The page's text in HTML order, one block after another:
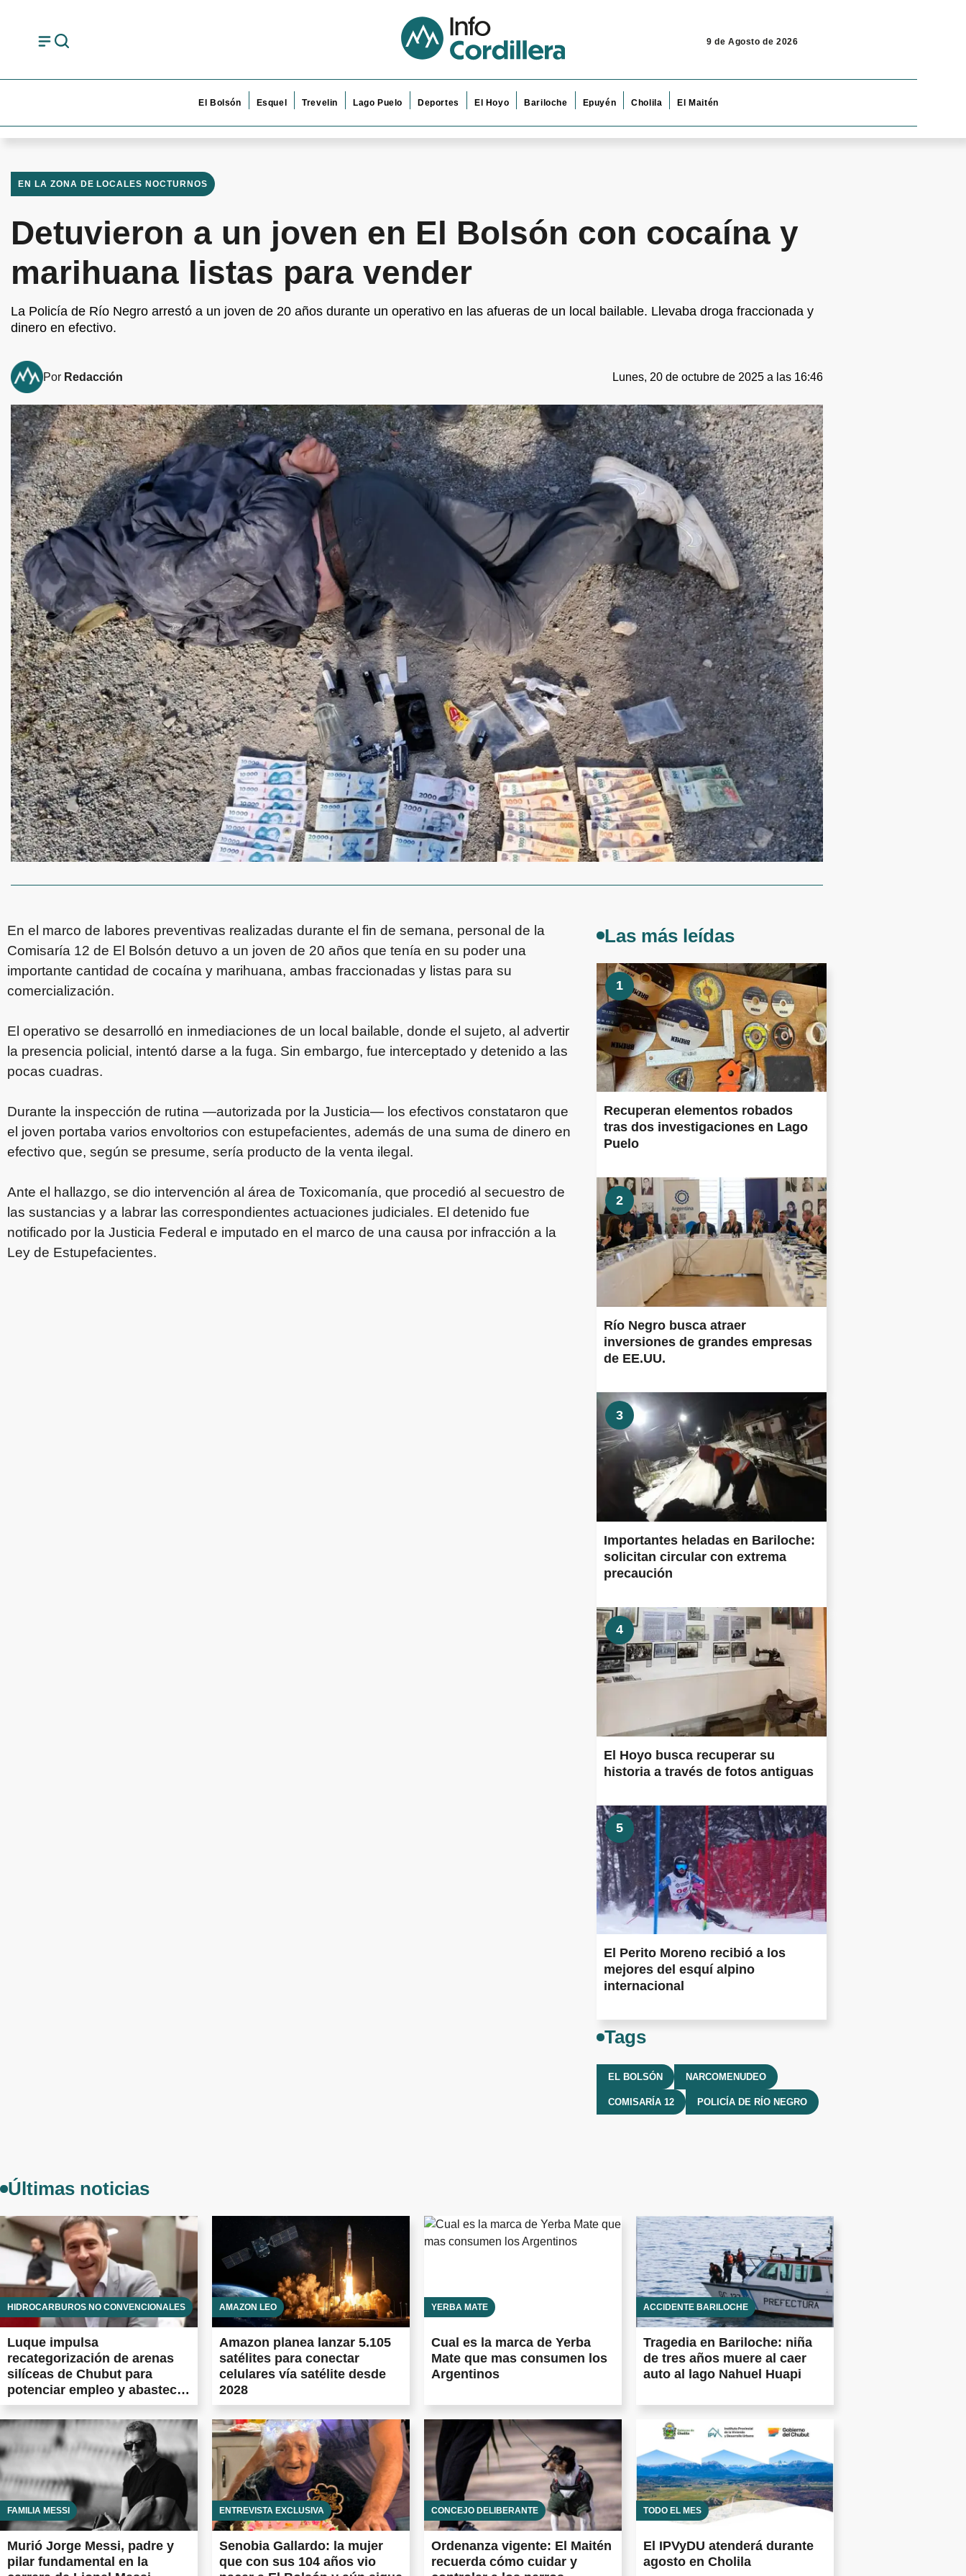
9 de Agosto de 2026
El Bolsón Esquel Trevelin Lago Puelo Deportes El Hoyo Bariloche Epuyén Cholila El Maitén
EN LA ZONA DE LOCALES NOCTURNOS
Detuvieron a un joven en El Bolsón con cocaína y
marihuana listas para vender
La Policía de Río Negro arrestó a un joven de 20 años durante un operativo en las afueras de un local bailable. Llevaba droga fraccionada y
dinero en efectivo.
Por Redacción Lunes, 20 de octubre de 2025 a las 16:46
En el marco de labores preventivas realizadas durante el fin de semana, personal de la
Comisaría 12 de El Bolsón detuvo a un joven de 20 años que tenía en su poder una
importante cantidad de cocaína y marihuana, ambas fraccionadas y listas para su
comercialización.
El operativo se desarrolló en inmediaciones de un local bailable, donde el sujeto, al advertir
la presencia policial, intentó darse a la fuga. Sin embargo, fue interceptado y detenido a las
pocas cuadras.
Durante la inspección de rutina —autorizada por la Justicia— los efectivos constataron que
el joven portaba varios envoltorios con estupefacientes, además de una suma de dinero en
efectivo que, según se presume, sería producto de la venta ilegal.
Ante el hallazgo, se dio intervención al área de Toxicomanía, que procedió al secuestro de
las sustancias y a labrar las correspondientes actuaciones judiciales. El detenido fue
notificado por la Justicia Federal e imputado en el marco de una causa por infracción a la
Ley de Estupefacientes.
Las más leídas
1
Recuperan elementos robados
tras dos investigaciones en Lago
Puelo
2
Río Negro busca atraer
inversiones de grandes empresas
de EE.UU.
3
Importantes heladas en Bariloche:
solicitan circular con extrema
precaución
4
El Hoyo busca recuperar su
historia a través de fotos antiguas
5
El Perito Moreno recibió a los
mejores del esquí alpino
internacional
Tags
EL BOLSÓN NARCOMENUDEO
COMISARÍA 12 POLICÍA DE RÍO NEGRO
Últimas noticias
HIDROCARBUROS NO CONVENCIONALES
Luque impulsa
recategorización de arenas
silíceas de Chubut para
potenciar empleo y abastecer
Vaca Muerta
AMAZON LEO
Amazon planea lanzar 5.105
satélites para conectar
celulares vía satélite desde
2028
YERBA MATE
Cual es la marca de Yerba
Mate que mas consumen los
Argentinos
ACCIDENTE BARILOCHE
Tragedia en Bariloche: niña
de tres años muere al caer
auto al lago Nahuel Huapi
FAMILIA MESSI
Murió Jorge Messi, padre y
pilar fundamental en la
ENTREVISTA EXCLUSIVA
Senobia Gallardo: la mujer
que con sus 104 años vio
CONCEJO DELIBERANTE
Ordenanza vigente: El Maitén
recuerda cómo cuidar y
TODO EL MES
El IPVyDU atenderá durante
agosto en Cholila